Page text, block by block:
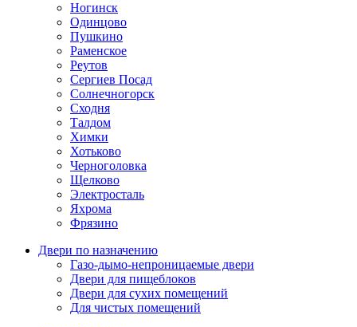
Ногинск
Одинцово
Пушкино
Раменское
Реутов
Сергиев Посад
Солнечногорск
Сходня
Талдом
Химки
Хотьково
Черноголовка
Щелково
Электросталь
Яхрома
Фрязино
Двери по назначению
Газо-дымо-непроницаемые двери
Двери для пищеблоков
Двери для сухих помещений
Для чистых помещений